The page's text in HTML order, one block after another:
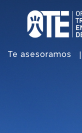
Te asesoramos